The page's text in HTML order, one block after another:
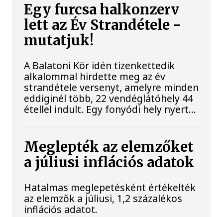
Egy furcsa halkonzerv
lett az Év Strandétele -
mutatjuk!
A Balatoni Kör idén tizenkettedik
alkalommal hirdette meg az év
strandétele versenyt, amelyre minden
eddiginél több, 22 vendéglátóhely 44
étellel indult. Egy fonyódi hely nyert...
Meglepték az elemzőket
a júliusi inflációs adatok
Hatalmas meglepetésként értékelték
az elemzők a júliusi, 1,2 százalékos
inflációs adatot.